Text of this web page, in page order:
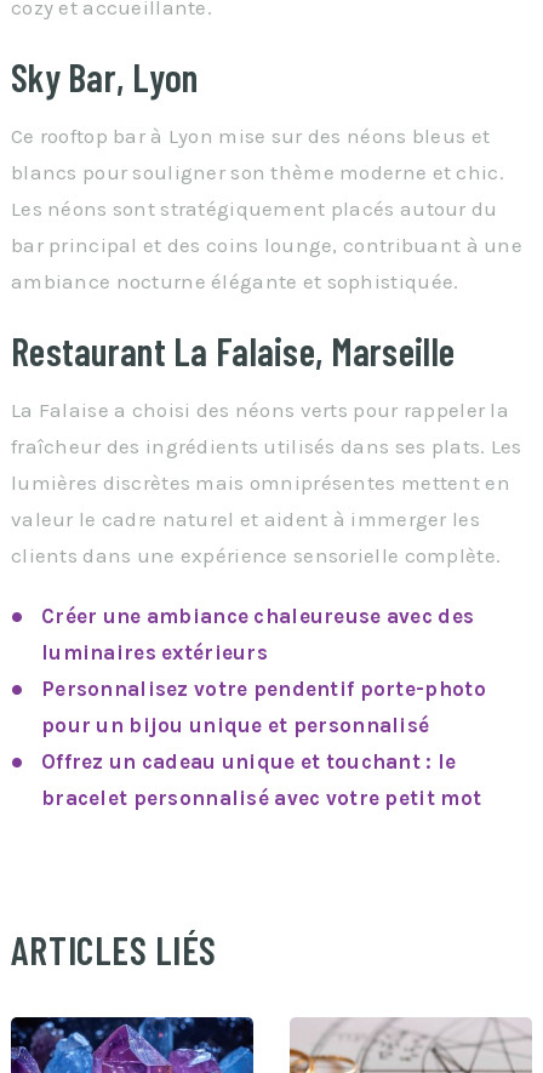
cozy et accueillante.
Sky Bar, Lyon
Ce rooftop bar à Lyon mise sur des néons bleus et
blancs pour souligner son thème moderne et chic.
Les néons sont stratégiquement placés autour du
bar principal et des coins lounge, contribuant à une
ambiance nocturne élégante et sophistiquée.
Restaurant La Falaise, Marseille
La Falaise a choisi des néons verts pour rappeler la
fraîcheur des ingrédients utilisés dans ses plats. Les
lumières discrètes mais omniprésentes mettent en
valeur le cadre naturel et aident à immerger les
clients dans une expérience sensorielle complète.
Créer une ambiance chaleureuse avec des
luminaires extérieurs
Personnalisez votre pendentif porte-photo
pour un bijou unique et personnalisé
Offrez un cadeau unique et touchant : le
bracelet personnalisé avec votre petit mot
ARTICLES LIÉS